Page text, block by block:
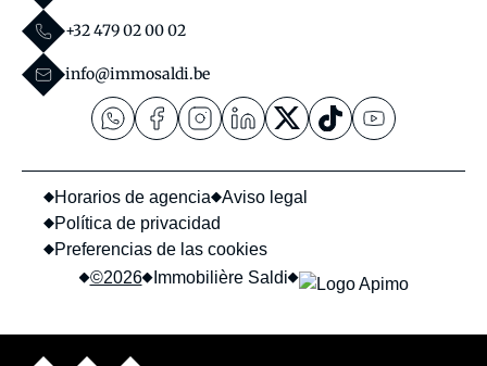
+32 479 02 00 02
info@immosaldi.be
©2026 Immobilière Saldi
Horarios de agencia
Aviso legal
Política de privacidad
Preferencias de las cookies